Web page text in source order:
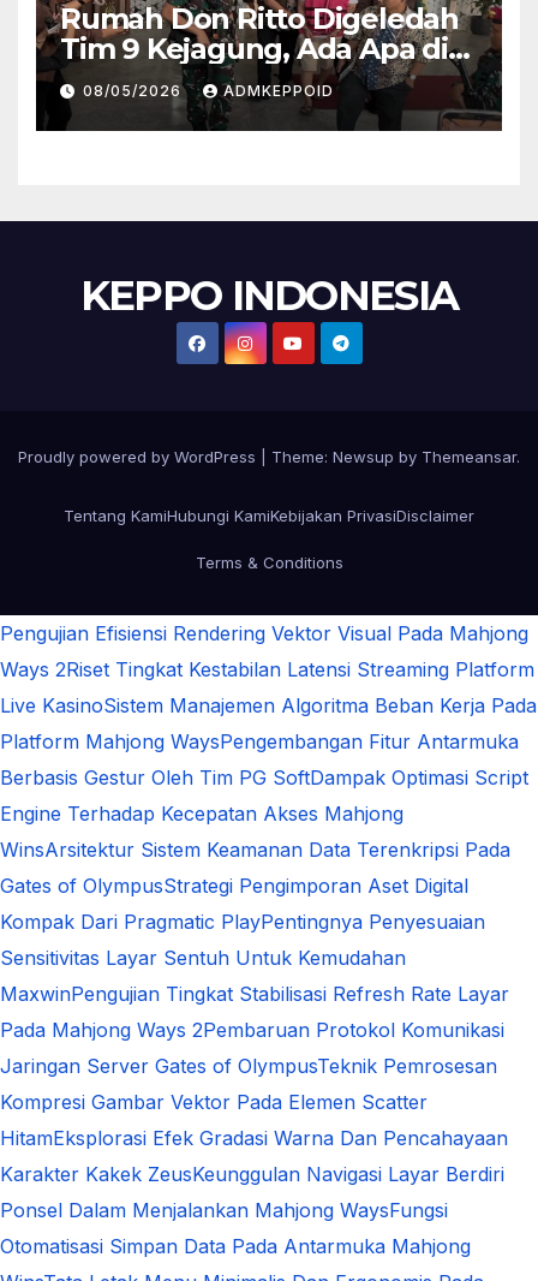
Rumah Don Ritto Digeledah
Tim 9 Kejagung, Ada Apa di
Balik Kasus TPPU Febrie?
08/05/2026 ADMKEPPOID
KEPPO INDONESIA
Proudly powered by WordPress Theme: Newsup by Themeansar.
Tentang KamiHubungi KamiKebijakan PrivasiDisclaimer
Terms & Conditions
Pengujian Efisiensi Rendering Vektor Visual Pada Mahjong
Ways 2Riset Tingkat Kestabilan Latensi Streaming Platform
Live KasinoSistem Manajemen Algoritma Beban Kerja Pada
Platform Mahjong WaysPengembangan Fitur Antarmuka
Berbasis Gestur Oleh Tim PG SoftDampak Optimasi Script
Engine Terhadap Kecepatan Akses Mahjong
WinsArsitektur Sistem Keamanan Data Terenkripsi Pada
Gates of OlympusStrategi Pengimporan Aset Digital
Kompak Dari Pragmatic PlayPentingnya Penyesuaian
Sensitivitas Layar Sentuh Untuk Kemudahan
MaxwinPengujian Tingkat Stabilisasi Refresh Rate Layar
Pada Mahjong Ways 2Pembaruan Protokol Komunikasi
Jaringan Server Gates of OlympusTeknik Pemrosesan
Kompresi Gambar Vektor Pada Elemen Scatter
HitamEksplorasi Efek Gradasi Warna Dan Pencahayaan
Karakter Kakek ZeusKeunggulan Navigasi Layar Berdiri
Ponsel Dalam Menjalankan Mahjong WaysFungsi
Otomatisasi Simpan Data Pada Antarmuka Mahjong